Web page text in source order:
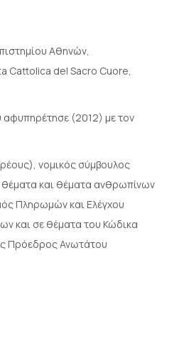
Αθηνών,
Cattolica del Sacro Cuore,
αφυπηρέτησε (2012) με τον
νομικός σύμβουλος
θέματα και θέματα ανθρωπίνων
Πληρωμών και Ελέγχου
και σε θέματα του Κώδικα
Πρόεδρος Ανωτάτου